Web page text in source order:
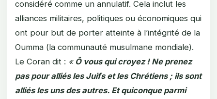
considéré comme un annulatif. Cela inclut les
alliances militaires, politiques ou économiques qui
ont pour but de porter atteinte à l’intégrité de la
Oumma (la communauté musulmane mondiale).
Le Coran dit : «Ô vous qui croyez ! Ne prenez
pas pour alliés les Juifs et les Chrétiens ; ils sont
alliés les uns des autres. Et quiconque parmi